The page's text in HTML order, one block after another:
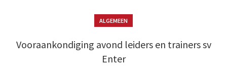
ALGEMEEN
Vooraankondiging avond leiders en trainers sv
Enter